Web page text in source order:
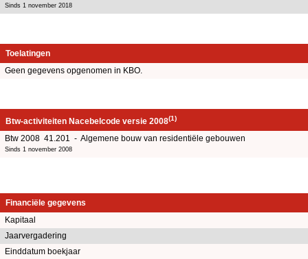
Sinds 1 november 2018
Toelatingen
Geen gegevens opgenomen in KBO.
Btw-activiteiten Nacebelcode versie 2008(1)
Btw 2008 41.201 - Algemene bouw van residentiële gebouwen
Sinds 1 november 2008
Financiële gegevens
Kapitaal
Jaarvergadering
Einddatum boekjaar